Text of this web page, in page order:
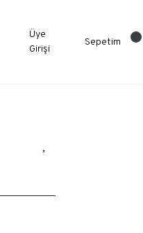
Üye
Girişi
Sepetim